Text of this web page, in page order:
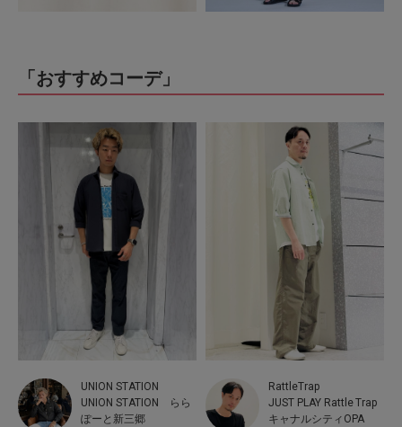
「おすすめコーデ」
UNION STATION
UNION STATION らら
ぽーと新三郷
RattleTrap
JUST PLAY Rattle Trap
キャナルシティOPA